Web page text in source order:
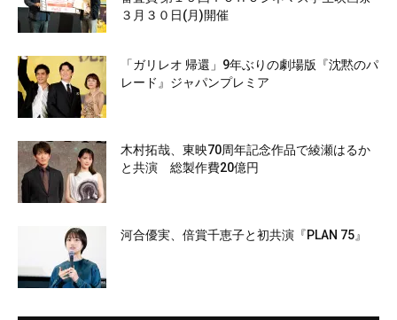
３月３０日(月)開催
「ガリレオ 帰還」9年ぶりの劇場版『沈黙のパ
レード』ジャパンプレミア
木村拓哉、東映70周年記念作品で綾瀬はるか
と共演 総製作費20億円
河合優実、倍賞千恵子と初共演『PLAN 75』